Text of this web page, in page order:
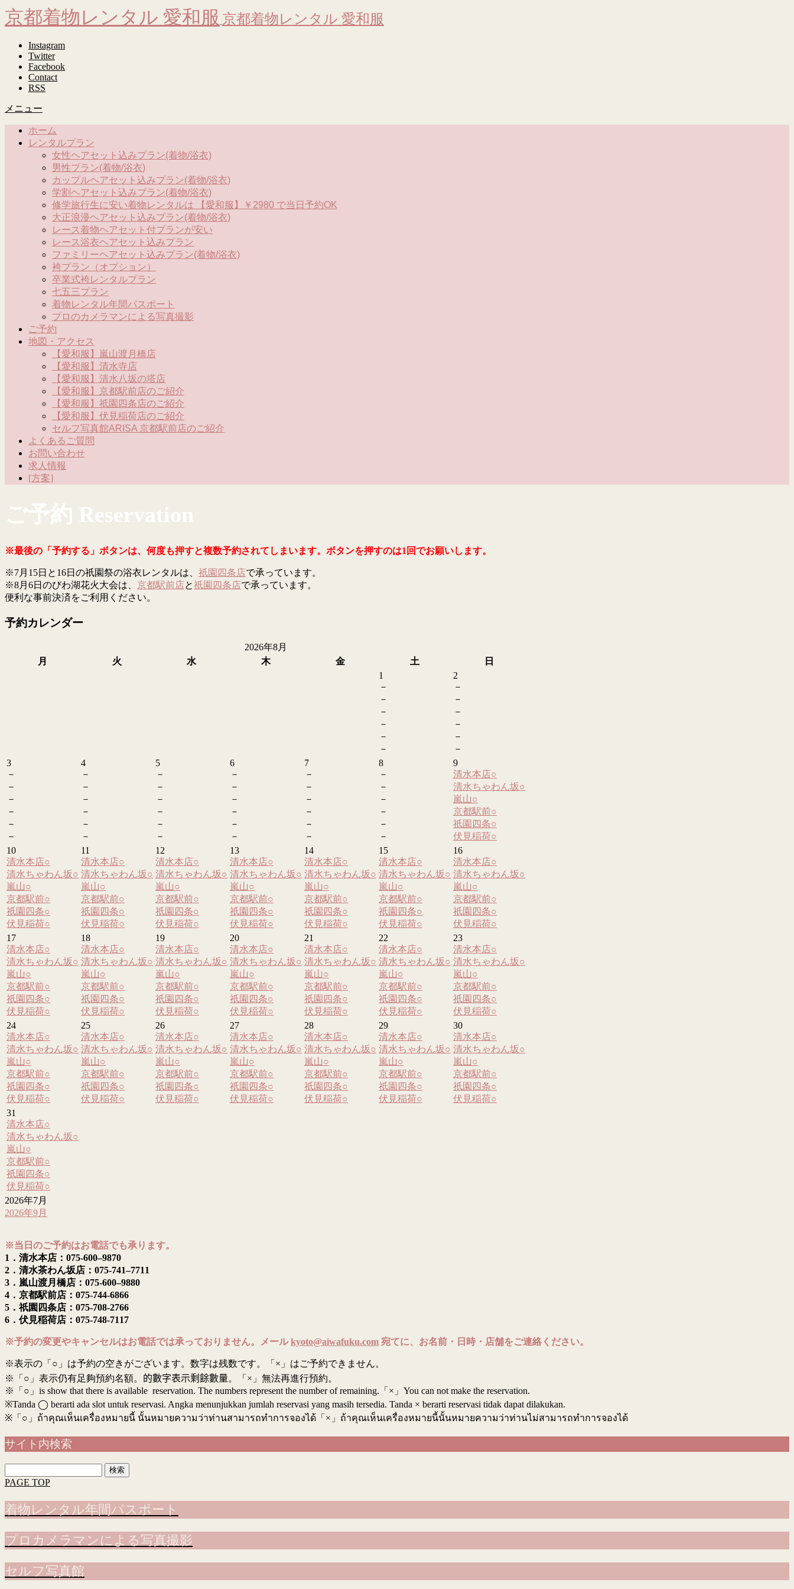
京都着物レンタル 愛和服 京都着物レンタル 愛和服
Instagram
Twitter
Facebook
Contact
RSS
メニュー
ホーム
レンタルプラン
女性ヘアセット込みプラン(着物/浴衣)
男性プラン(着物/浴衣)
カップルヘアセット込みプラン(着物/浴衣)
学割ヘアセット込みプラン(着物/浴衣)
修学旅行生に安い着物レンタルは 【愛和服】￥2980 で当日予約OK
大正浪漫ヘアセット込みプラン(着物/浴衣)
レース着物ヘアセット付プランが安い
レース浴衣ヘアセット込みプラン
ファミリーヘアセット込みプラン(着物/浴衣)
袴プラン（オプション）
卒業式袴レンタルプラン
七五三プラン
着物レンタル年間パスポート
プロのカメラマンによる写真撮影
ご予約
地図・アクセス
【愛和服】嵐山渡月橋店
【愛和服】清水寺店
【愛和服】清水八坂の塔店
【愛和服】京都駅前店のご紹介
【愛和服】祇園四条店のご紹介
【愛和服】伏見稲荷店のご紹介
セルフ写真館ARISA 京都駅前店のご紹介
よくあるご質問
お問い合わせ
求人情報
[方案]
ご予約 Reservation
※最後の「予約する」ボタンは、何度も押すと複数予約されてしまいます。ボタンを押すのは1回でお願いします。
※7月15日と16日の祇園祭の浴衣レンタルは、 祇園四条店で承っています。
※8月6日のびわ湖花火大会は、 京都駅前店と祇園四条店で承っています。
便利な事前決済をご利用ください。
予約カレンダー
2026年8月
月
火 水 木 金 土
日
1
－
－
－
－
－
－
2
－
－
－
－
－
－
3
－
－
－
－
－
－
4
－
－
－
－
－
－
5
－
－
－
－
－
－
6
－
－
－
－
－
－
7
－
－
－
－
－
－
8
－
－
－
－
－
－
9
清水本店○
清水ちゃわん坂○
嵐山○
京都駅前○
祇園四条○
伏見稲荷○
10
清水本店○
清水ちゃわん坂○
嵐山○
京都駅前○
祇園四条○
伏見稲荷○
11
清水本店○
清水ちゃわん坂○
嵐山○
京都駅前○
祇園四条○
伏見稲荷○
12
清水本店○
清水ちゃわん坂○
嵐山○
京都駅前○
祇園四条○
伏見稲荷○
13
清水本店○
清水ちゃわん坂○
嵐山○
京都駅前○
祇園四条○
伏見稲荷○
14
清水本店○
清水ちゃわん坂○
嵐山○
京都駅前○
祇園四条○
伏見稲荷○
15
清水本店○
清水ちゃわん坂○
嵐山○
京都駅前○
祇園四条○
伏見稲荷○
16
清水本店○
清水ちゃわん坂○
嵐山○
京都駅前○
祇園四条○
伏見稲荷○
17
清水本店○
清水ちゃわん坂○
嵐山○
京都駅前○
祇園四条○
伏見稲荷○
18
清水本店○
清水ちゃわん坂○
嵐山○
京都駅前○
祇園四条○
伏見稲荷○
19
清水本店○
清水ちゃわん坂○
嵐山○
京都駅前○
祇園四条○
伏見稲荷○
20
清水本店○
清水ちゃわん坂○
嵐山○
京都駅前○
祇園四条○
伏見稲荷○
21
清水本店○
清水ちゃわん坂○
嵐山○
京都駅前○
祇園四条○
伏見稲荷○
22
清水本店○
清水ちゃわん坂○
嵐山○
京都駅前○
祇園四条○
伏見稲荷○
23
清水本店○
清水ちゃわん坂○
嵐山○
京都駅前○
祇園四条○
伏見稲荷○
24
清水本店○
清水ちゃわん坂○
嵐山○
京都駅前○
祇園四条○
伏見稲荷○
25
清水本店○
清水ちゃわん坂○
嵐山○
京都駅前○
祇園四条○
伏見稲荷○
26
清水本店○
清水ちゃわん坂○
嵐山○
京都駅前○
祇園四条○
伏見稲荷○
27
清水本店○
清水ちゃわん坂○
嵐山○
京都駅前○
祇園四条○
伏見稲荷○
28
清水本店○
清水ちゃわん坂○
嵐山○
京都駅前○
祇園四条○
伏見稲荷○
29
清水本店○
清水ちゃわん坂○
嵐山○
京都駅前○
祇園四条○
伏見稲荷○
30
清水本店○
清水ちゃわん坂○
嵐山○
京都駅前○
祇園四条○
伏見稲荷○
31
清水本店○
清水ちゃわん坂○
嵐山○
京都駅前○
祇園四条○
伏見稲荷○
2026年7月
2026年9月
※当日のご予約はお電話でも承ります。
1．清水本店：075-600–9870
2．清水茶わん坂店：075-741–7711
3．嵐山渡月橋店：075-600–9880
4．京都駅前店：075-744-6866
5．祇園四条店：075-708-2766
6．伏見稲荷店：075-748-7117
※予約の変更やキャンセルはお電話では承っておりません。メールkyoto@aiwafuku.com 宛てに、お名前・日時・店舗をご連絡ください。
※表示の「○」は予約の空きがございます。数字は残数です。「×」はご予約できません。
※「○」表示仍有足夠預約名額。 的數字表示剩餘數量。「×」無法再進行預約。
※「○」is show that there is available reservation. The numbers represent the number of remaining.「×」You can not make the reservation.
※Tanda ◯ berarti ada slot untuk reservasi. Angka menunjukkan jumlah reservasi yang masih tersedia. Tanda × berarti reservasi tidak dapat dilakukan.
※ 「○」ถ้าคุณเห็นเครื่องหมายนี้ นั้นหมายความว่าท่านสามารถทำการจองได้「×」ถ้าคุณเห็นเครื่องหมายนี้นั้นหมายความว่าท่านไม่สามารถทำการจองได้
サイト内検索
索:
PAGE TOP
着物レンタル年間パスポート
プロカメラマンによる写真撮影
セルフ写真館